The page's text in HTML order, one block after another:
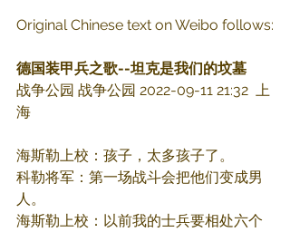
Original Chinese text on Weibo follows:
德国装甲兵之歌--坦克是我们的坟墓
战争公园 战争公园 2022-09-11 21:32  上
海
海斯勒上校：孩子，太多孩子了。
科勒将军：第一场战斗会把他们变成男
人。
海斯勒上校：以前我的士兵要相处六个